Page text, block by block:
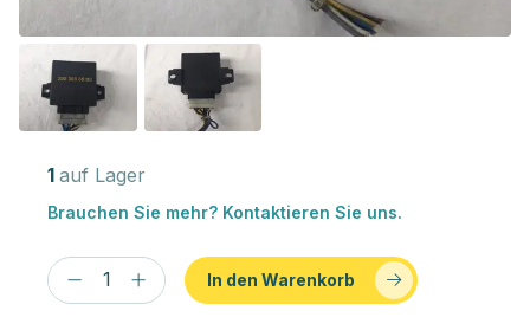
1 auf Lager
Brauchen Sie mehr? Kontaktieren Sie uns.
In den Warenkorb